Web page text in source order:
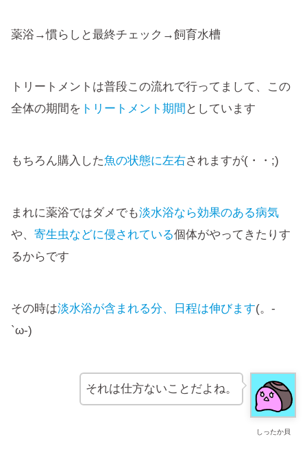
薬浴→慣らしと最終チェック→飼育水槽
トリートメントは普段この流れで行ってまして、この
全体の期間を トリートメント期間 としています
もちろん購入した魚の状態に左右されますが(・・;)
まれに薬浴ではダメでも淡水浴なら効果のある病気
や、 寄生虫などに侵されている個体がやってきたりす
るからです
その時は淡水浴が含まれる分、日程は伸びます(。-
`ω-)
しったか貝
それは仕方ないことだよね。